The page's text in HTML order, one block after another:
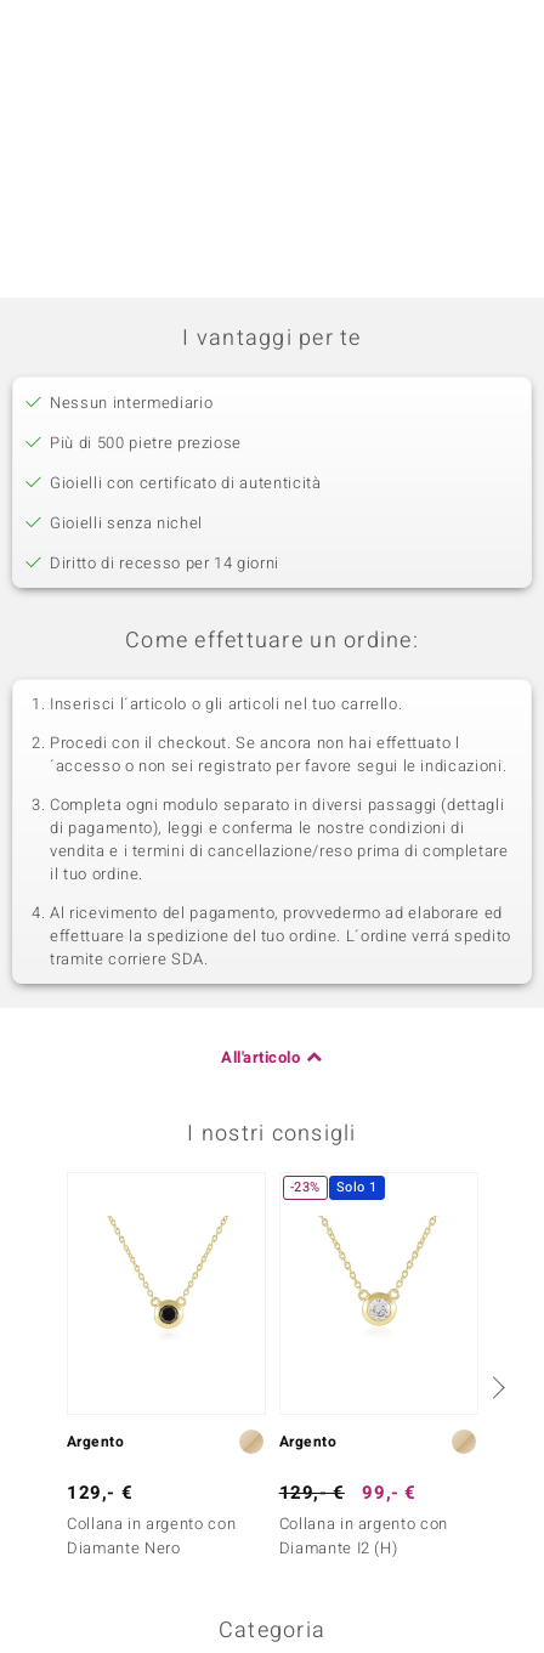
I vantaggi per te
Nessun intermediario
Più di 500 pietre preziose
Gioielli con certificato di autenticità
Gioielli senza nichel
Diritto di recesso per 14 giorni
Come effettuare un ordine:
Inserisci l´articolo o gli articoli nel tuo carrello.
Procedi con il checkout. Se ancora non hai effettuato l
´accesso o non sei registrato per favore segui le indicazioni.
Completa ogni modulo separato in diversi passaggi (dettagli
di pagamento), leggi e conferma le nostre condizioni di
vendita e i termini di cancellazione/reso prima di completare
il tuo ordine.
Al ricevimento del pagamento, provvedermo ad elaborare ed
effettuare la spedizione del tuo ordine. L´ordine verrá spedito
tramite corriere SDA.
All'articolo
I nostri consigli
Argento
129,- €
Collana in argento con
Diamante Nero
-23% Solo 1
Argento
129,- € 99,- €
Collana in argento con
Diamante I2 (H)
Categoria